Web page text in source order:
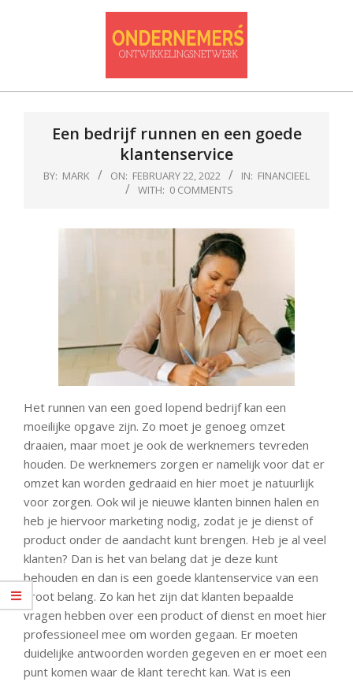
Een bedrijf runnen en een goede
klantenservice
BY: MARK ON: FEBRUARY 22, 2022 IN: FINANCIEEL
WITH: 0 COMMENTS
Het runnen van een goed lopend bedrijf kan een
moeilijke opgave zijn. Zo moet je genoeg omzet
draaien, maar moet je ook de werknemers tevreden
houden. De werknemers zorgen er namelijk voor dat er
omzet kan worden gedraaid en hier moet je natuurlijk
voor zorgen. Ook wil je nieuwe klanten binnen halen en
heb je hiervoor marketing nodig, zodat je je dienst of
product onder de aandacht kunt brengen. Heb je al veel
klanten? Dan is het van belang dat je deze kunt
behouden en dan is een goede klantenservice van een
groot belang. Zo kan het zijn dat klanten bepaalde
vragen hebben over een product of dienst en moet hier
professioneel mee om worden gegaan. Er moeten
duidelijke antwoorden worden gegeven en er moet een
punt komen waar de klant terecht kan. Wat is een